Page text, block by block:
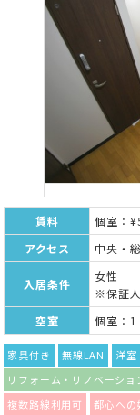
賃料
個室：
アクセス
中央・
入居条件
女性
※保証
空室
個室：1
家具付き 無線LAN 洋室
リフォーム・リノベーショ
複数路線利用可
都心への